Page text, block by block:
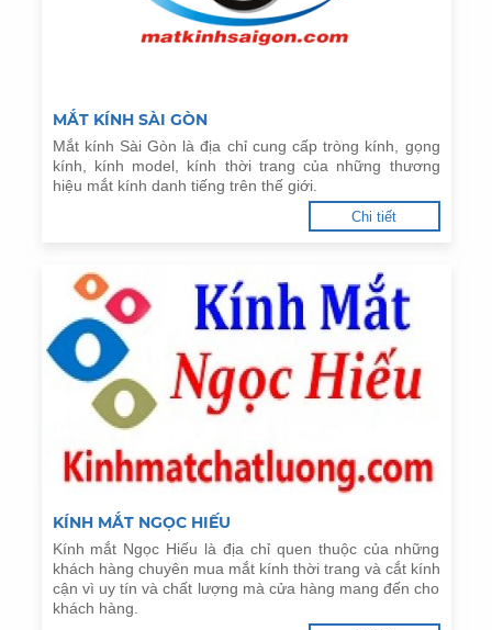
MẮT KÍNH SÀI GÒN
Mắt kính Sài Gòn là địa chỉ cung cấp tròng kính, gọng
kính, kính model, kính thời trang của những thương
hiệu mắt kính danh tiếng trên thế giới.
Chi tiết
KÍNH MẮT NGỌC HIẾU
Kính mắt Ngọc Hiếu là địa chỉ quen thuộc của những
khách hàng chuyên mua mắt kính thời trang và cắt kính
cận vì uy tín và chất lượng mà cửa hàng mang đến cho
khách hàng.